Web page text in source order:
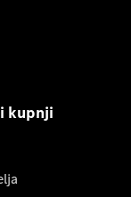
kupnji